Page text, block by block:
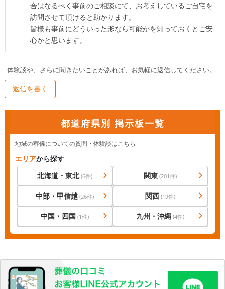
合はなるべく事前のご相談にて、お考えしているご自宅を
訪問させて頂けると助かります。
皆様も事前にどういった形なら可能かを知っておくとご安
心かと思います。
体験談や、さらに聞きたいことがあれば、お気軽に返信してください。
返信を書く
都道府県別 掲示板一覧
地域の葬儀についての質問・体験談はこちら
エリアから探す
北海道・東北(6件) 関東 (201件)
中部・甲信越 (26件) 関西 (19件)
中国・四国 (1件) 九州・沖縄 (4件)